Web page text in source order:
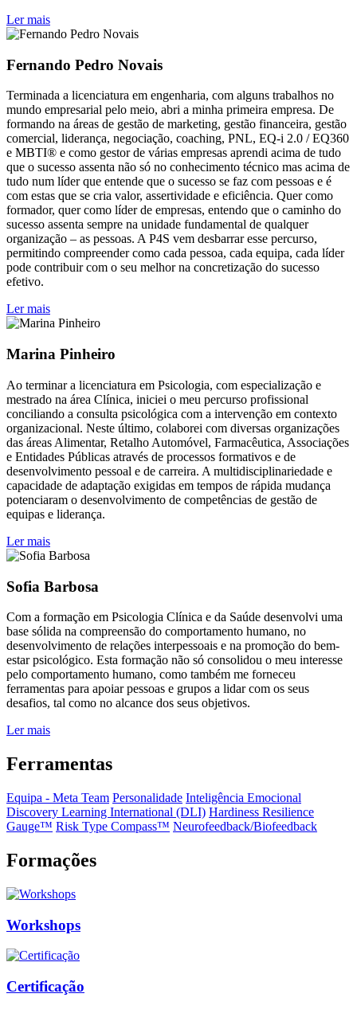
Ler mais
Fernando Pedro Novais
Terminada a licenciatura em engenharia, com alguns trabalhos no
mundo empresarial pelo meio, abri a minha primeira empresa. De
formando na áreas de gestão de marketing, gestão financeira, gestão
comercial, liderança, negociação, coaching, PNL, EQ-i 2.0 / EQ360
e MBTI® e como gestor de várias empresas aprendi acima de tudo
que o sucesso assenta não só no conhecimento técnico mas acima de
tudo num líder que entende que o sucesso se faz com pessoas e é
com estas que se cria valor, assertividade e eficiência. Quer como
formador, quer como líder de empresas, entendo que o caminho do
sucesso assenta sempre na unidade fundamental de qualquer
organização – as pessoas. A P4S vem desbarrar esse percurso,
permitindo compreender como cada pessoa, cada equipa, cada líder
pode contribuir com o seu melhor na concretização do sucesso
efetivo.
Ler mais
Marina Pinheiro
Ao terminar a licenciatura em Psicologia, com especialização e
mestrado na área Clínica, iniciei o meu percurso profissional
conciliando a consulta psicológica com a intervenção em contexto
organizacional. Neste último, colaborei com diversas organizações
das áreas Alimentar, Retalho Automóvel, Farmacêutica, Associações
e Entidades Públicas através de processos formativos e de
desenvolvimento pessoal e de carreira. A multidisciplinariedade e
capacidade de adaptação exigidas em tempos de rápida mudança
potenciaram o desenvolvimento de competências de gestão de
equipas e liderança.
Ler mais
Sofia Barbosa
Com a formação em Psicologia Clínica e da Saúde desenvolvi uma
base sólida na compreensão do comportamento humano, no
desenvolvimento de relações interpessoais e na promoção do bem-
estar psicológico. Esta formação não só consolidou o meu interesse
pelo comportamento humano, como também me forneceu
ferramentas para apoiar pessoas e grupos a lidar com os seus
desafios, tal como no alcance dos seus objetivos.
Ler mais
Ferramentas
Equipa - Meta Team Personalidade Inteligência Emocional
Discovery Learning International (DLI) Hardiness Resilience
Gauge™️ Risk Type Compass™️ Neurofeedback/Biofeedback
Formações
Workshops
Certificação